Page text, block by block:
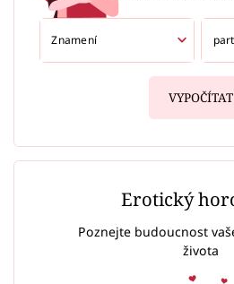
VYPOČÍTAT
Erotický
Poznejte budoucnost
života